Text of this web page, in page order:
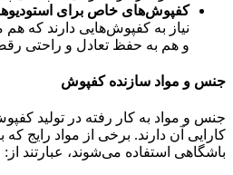
کفپوش‌های خاص برای
نیاز به کفپوش‌هایی دارند که
و هم به حفظ تعادل و راحتی
جنس و مواد سازنده کفپوش
جنس و مواد به کار رفته در تولید
کارایی آن دارند. برخی از مواد رایج
باشگاهی استفاده می‌شوند، عبارتند از: